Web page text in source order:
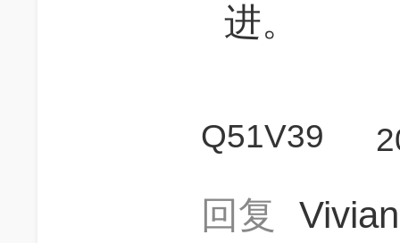
进。
Q51V39
回复